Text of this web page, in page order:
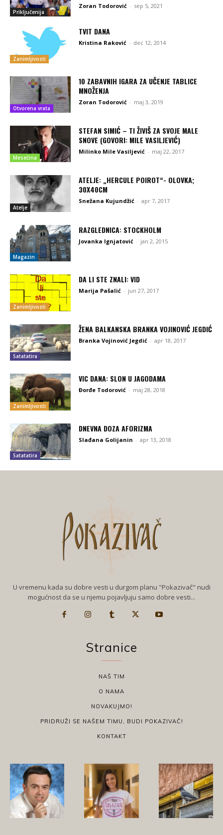
Priključenija
Zoran Todorović - sep 5, 2021
Zanimljivosti
TVIT DANA
Kristina Raković - dec 12, 2014
Otvorena vrata
10 ZABAVNIH IGARA ZA UČENJE TABLICE
MNOŽENJA
Zoran Todorović - maj 3, 2019
Mesečina
STEFAN SIMIĆ – TI ŽIVIŠ ZA SVOJE MALE
SNOVE (GOVORI: MILE VASILJEVIĆ)
Milinko Mile Vasiljević - maj 22, 2017
Atelje
ATELJE: „HERCULE POIROT“- OLOVKA;
30X40CM
Snežana Kujundžić - apr 7, 2017
Magazin
RAZGLEDNICA: STOCKHOLM
Jovanka Ignjatović - jan 2, 2015
Zanimljivosti
DA LI STE ZNALI: VID
Marija Pašalić - jun 27, 2017
Satatatira
ŽENA BALKANSKA BRANKA VOJINOVIĆ JEGDIĆ
Branka Vojinović Jegdić - apr 18, 2017
Zanimljivosti
VIC DANA: SLON U JAGODAMA
Đorđe Todorović - maj 28, 2018
Satatatira
DNEVNA DOZA AFORIZMA
Slađana Golijanin - apr 13, 2018
U vremenu kada su dobre vesti u durgom planu "Pokazivač" nudi
mogućnost da se u njemu pojavljuju samo dobre vesti...
Stranice
NAŠ TIM
O NAMA
NOVAKUJMO!
PRIDRUŽI SE NAŠEM TIMU, BUDI POKAZIVAČ!
KONTAKT